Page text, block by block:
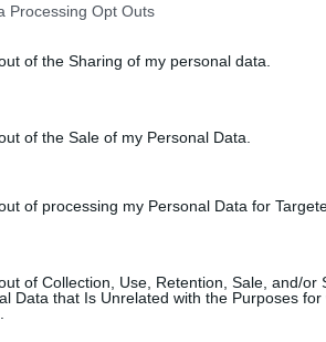
Processing Opt Outs
of the Sharing of my personal data.
of the Sale of my Personal Data.
of processing my Personal Data for
of Collection, Use, Retention, Sale, and/or
Data that Is Unrelated with the Purposes for
velitele 311. ČS bombardovací peruti RAF generála
se v rámci přednášky v Junior